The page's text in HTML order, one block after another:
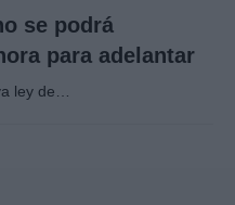
se podrá
para adelantar
ley de…